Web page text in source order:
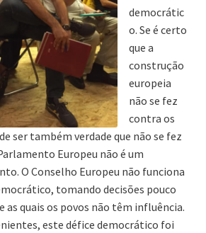
democrátic
o. Se é certo
que a
construção
europeia
não se fez
contra os
ser também verdade que não se fez
Europeu não é um
O Conselho Europeu não funciona
tomando decisões pouco
quais os povos não têm influência.
este défice democrático foi